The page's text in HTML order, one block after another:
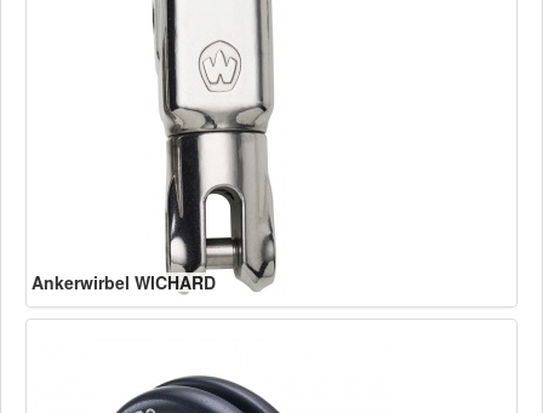
Ankerwirbel WICHARD